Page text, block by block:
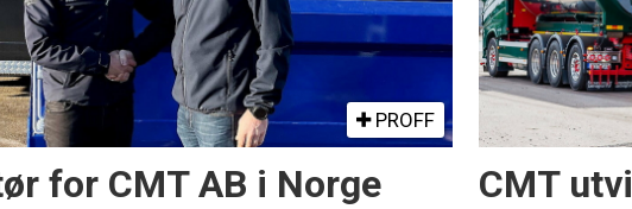
PROFF
for CMT AB i Norge CMT